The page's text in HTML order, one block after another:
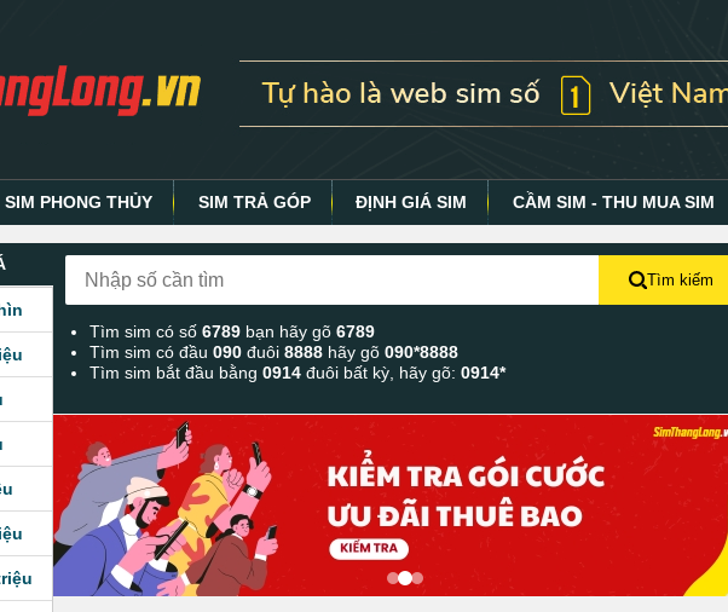
SIM PHONG THỦY SIM TRẢ GÓP ĐỊNH GIÁ SIM CẦM SIM - THU MUA SIM
Tìm kiếm
Tìm sim có số6789 bạn hãy gõ6789
Tìm sim có đầu090đuôi8888 hãy gõ090*8888
Tìm sim bắt đầu bằng0914 đuôi bất kỳ, hãy gõ:0914*